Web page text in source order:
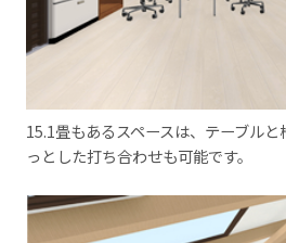
15.1畳もあるスペースは、テーブル
っとした打ち合わせも可能です。